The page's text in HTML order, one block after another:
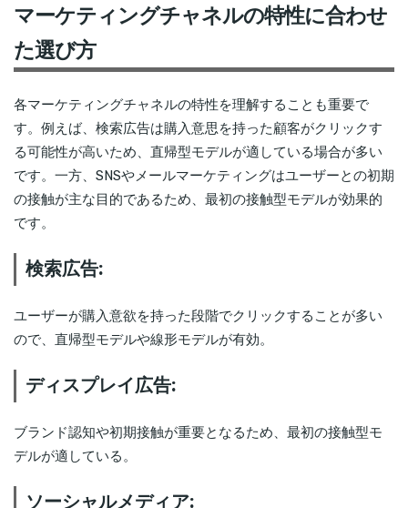
マーケティングチャネルの特性に合わせ
た選び方
各マーケティングチャネルの特性を理解することも重要で
す。例えば、検索広告は購入意思を持った顧客がクリックす
る可能性が高いため、直帰型モデルが適している場合が多い
です。一方、SNSやメールマーケティングはユーザーとの初期
の接触が主な目的であるため、最初の接触型モデルが効果的
です。
検索広告:
ユーザーが購入意欲を持った段階でクリックすることが多い
ので、直帰型モデルや線形モデルが有効。
ディスプレイ広告:
ブランド認知や初期接触が重要となるため、最初の接触型モ
デルが適している。
ソーシャルメディア: